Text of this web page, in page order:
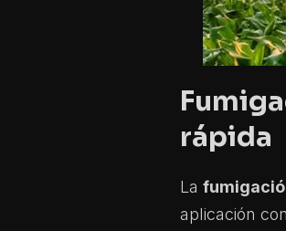
rápida
La
aplicación